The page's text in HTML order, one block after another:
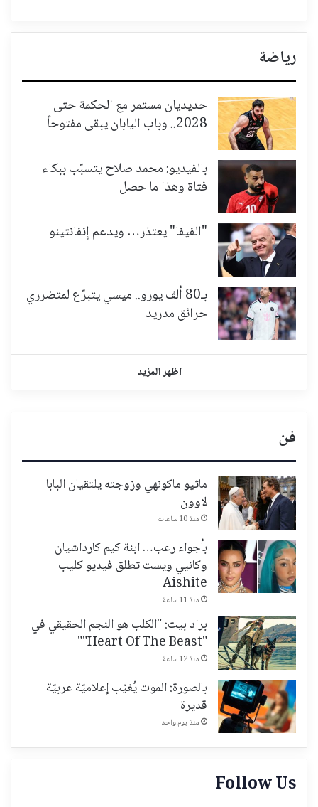
رياضة
حديديان مستمر مع الحكمة حتى
2028.. وباب اليابان يبقى مفتوحاً
بالفيديو: محمد صلاح يتسبّب ببكاء
فتاة وهذا ما حصل
"الفيفا" يعتذر… ويدعم إنفانتينو
بـ80 ألف يورو.. ميسي يتبرّع لمتضرري
حرائق مدريد
اظهر المزيد
فن
ماثيو ماكونهي وزوجته يلتقيان البابا
لاوون
منذ 10 ساعات
بأجواء رعب… ابنة كيم كارداشيان
وكانيي ويست تطلق فيديو كليب
Aishite
منذ 11 ساعة
براد بيت: "الكلب هو النجم الحقيقي في
"Heart Of The Beast""
منذ 12 ساعة
بالصورة: الموت يُغيّب إعلاميّة عربيّة
قديرة
منذ يوم واحد
Follow Us